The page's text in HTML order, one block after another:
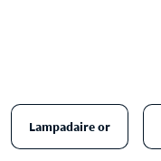
Lampadaire or